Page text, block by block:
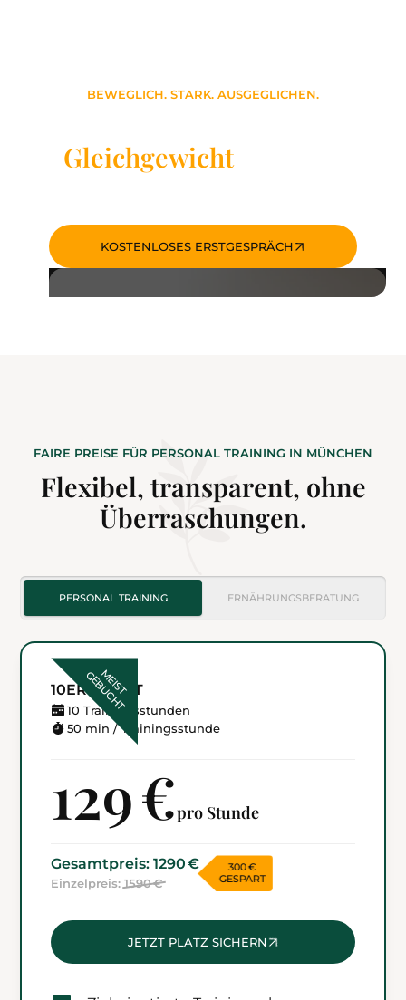
BEWEGLICH. STARK. AUSGEGLICHEN.
Gleichgewichtmit Yoga
KOSTENLOSES ERSTGESPRÄCH
FAIRE PREISE FÜR PERSONAL TRAINING IN MÜNCHEN
Flexibel, transparent, ohne
Überraschungen.
PERSONAL TRAINING ERNÄHRUNGS­BERATUNG
M
E
I
S
T
G
E
B
U
C
H
T
10ER-PAKET
10 Trainingsstunden
50 min / Trainingsstunde
129 €pro Stunde
Gesamtpreis: 1290 €
Einzelpreis:1590 €
300 €
GESPART
JETZT PLATZ SICHERN